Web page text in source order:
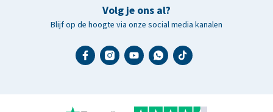
Volg je ons al?
Blijf op de hoogte via onze social media kanalen